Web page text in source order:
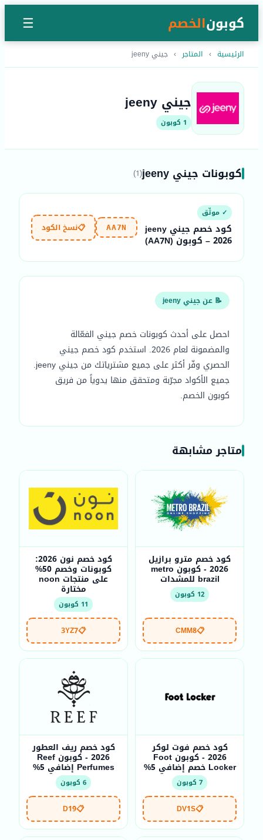
كوبونالخصم ☰
الرئيسية › المتاجر › جيني jeeny
جيني jeeny
1 كوبون
كوبونات جيني jeeny (1)
✓ موثّق
كود خصم جيني jeeny
2026 – كوبون (AA7N)
AA7N
📋نسخ الكود
📝 عن جيني jeeny
احصل على أحدث كوبونات خصم جيني الفعّالة
والمضمونة لعام 2026. استخدم كود خصم جيني
الحصري وفّر أكثر على جميع مشترياتك من جيني jeeny.
جميع الأكواد مجرّبة ومتحقق منها يدوياً من فريق
كوبون الخصم.
متاجر مشابهة
كود خصم مترو برازيل
2026 - كوبون metro
brazil للمشدات
12 كوبون
📋
CMM8
كود خصم نون 2026:
كوبونات وخصم 50%
على منتجات noon
مختارة
11 كوبون
📋
3YZ7
كود خصم فوت لوكر
2026 - كوبون Foot
Locker خصم إضافي 5%
7 كوبون
📋
DV1S
كود خصم ريف العطور
2026 - كوبون Reef
Perfumes إضافي 5%
6 كوبون
📋
D19